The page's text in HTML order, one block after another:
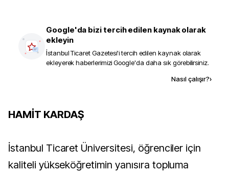
Google'da bizi tercih edilen kaynak olarak
ekleyin
İstanbul Ticaret Gazetesi'i tercih edilen kaynak olarak
ekleyerek haberlerimizi Google'da daha sık görebilirsiniz.
Nasıl çalışır?›
HAMİT KARDAŞ
İstanbul Ticaret Üniversitesi, öğrenciler için
kaliteli yükseköğretimin yanısıra topluma